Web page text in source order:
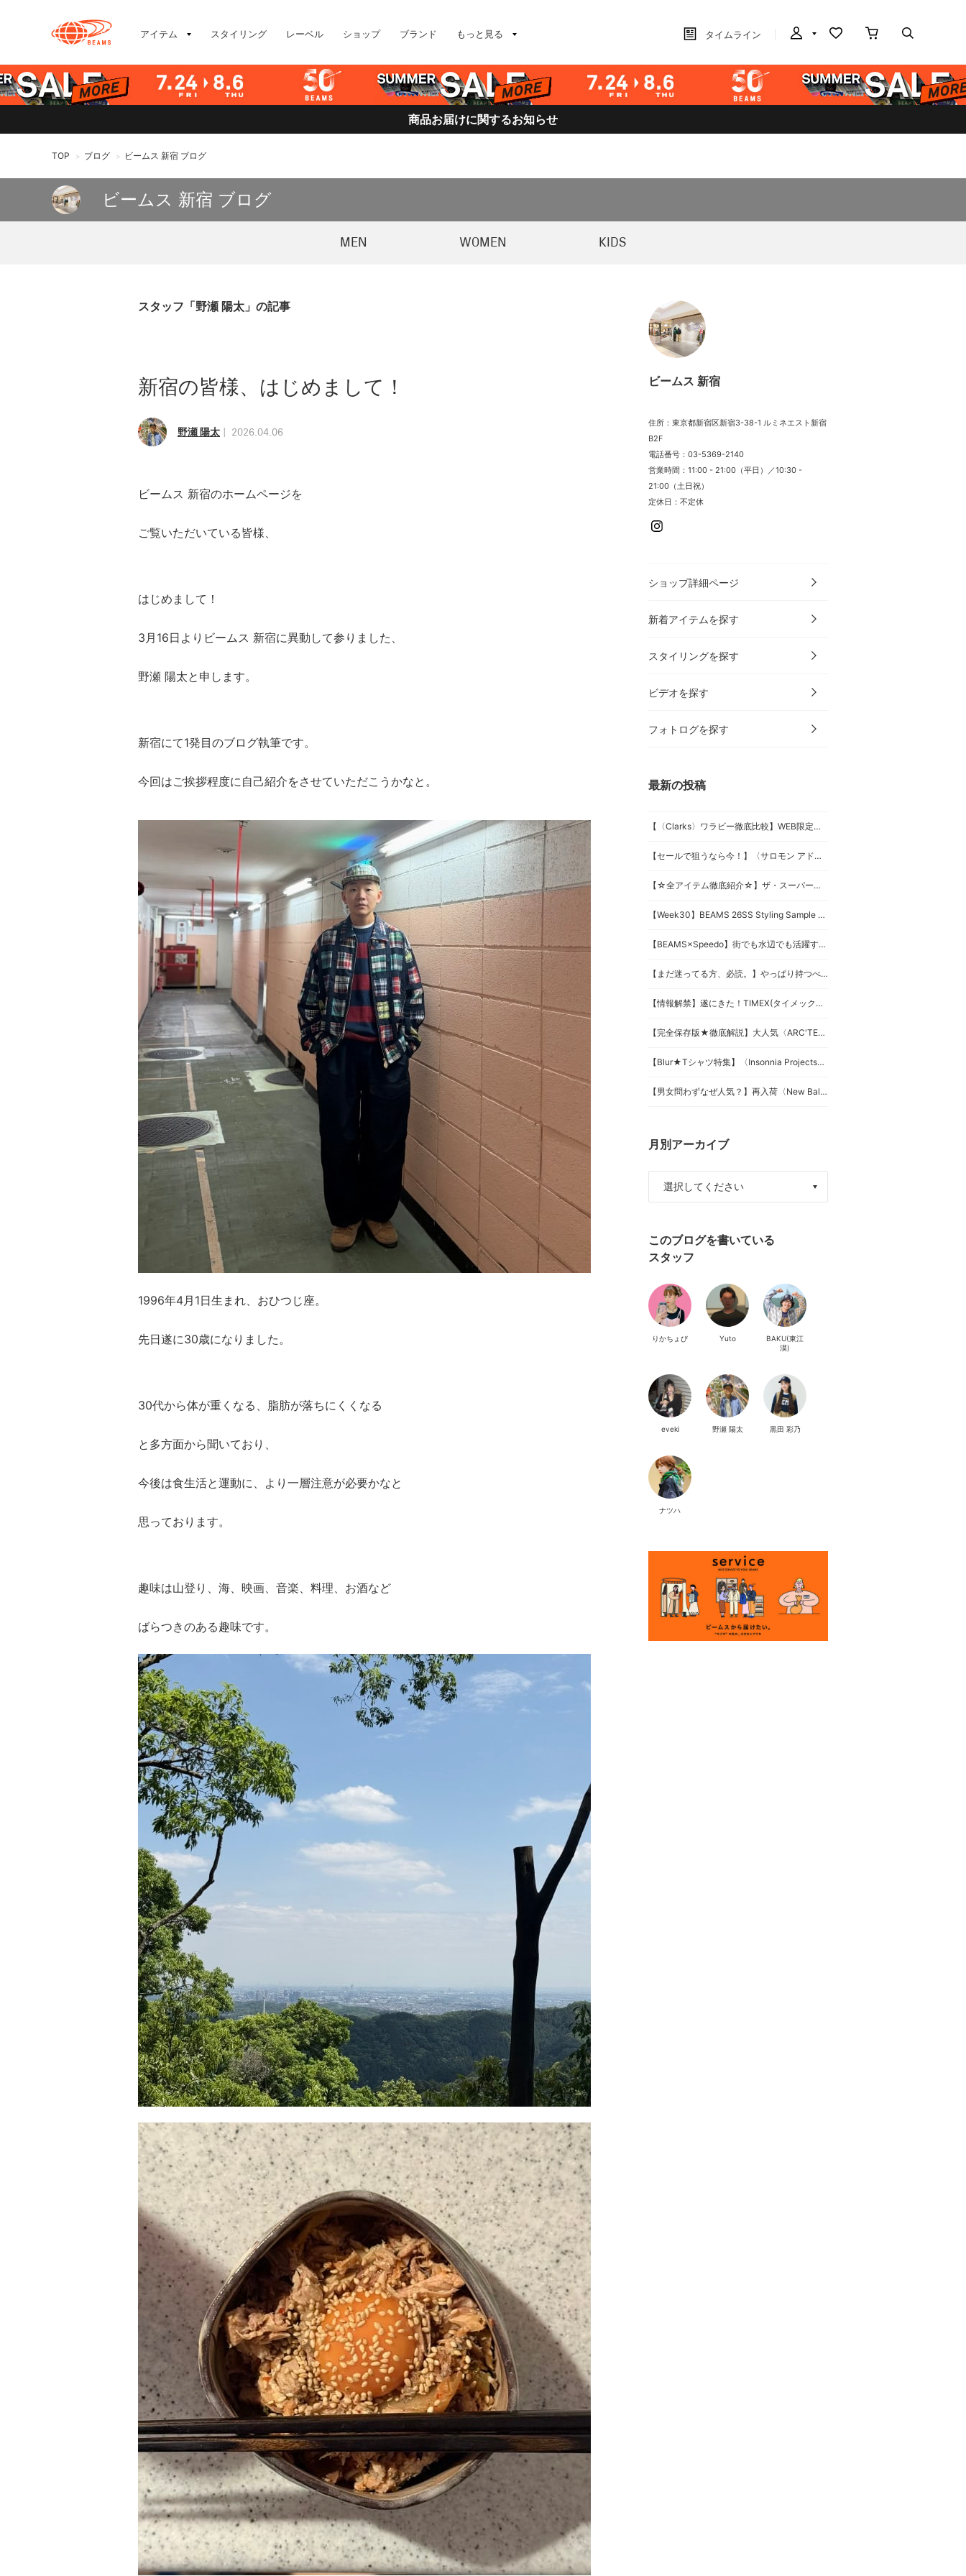
アイテム スタイリング レーベル ショップ ブランド もっと見る タイムライン
商品お届けに関するお知らせ
TOP > ブログ > ビームス 新宿 ブログ
ビームス 新宿 ブログ
MEN WOMEN KIDS
スタッフ「野瀬 陽太」の記事
新宿の皆様、はじめまして！
野瀬 陽太 2026.04.06
ビームス 新宿のホームページを
ご覧いただいている皆様、
はじめまして！
3月16日よりビームス 新宿に異動して参りました、
野瀬 陽太と申します。
新宿にて1発目のブログ執筆です。
今回はご挨拶程度に自己紹介をさせていただこうかなと。
1996年4月1日生まれ、おひつじ座。
先日遂に30歳になりました。
30代から体が重くなる、脂肪が落ちにくくなる
と多方面から聞いており、
今後は食生活と運動に、より一層注意が必要かなと
思っております。
趣味は山登り、海、映画、音楽、料理、お酒など
ばらつきのある趣味です。
ビームス 新宿
住所：東京都新宿区新宿3-38-1 ルミネエスト新宿
B2F
電話番号：03-5369-2140
営業時間：11:00 - 21:00（平日）／10:30 -
21:00（土日祝）
定休日：不定休
ショップ詳細ページ
新着アイテムを探す
スタイリングを探す
ビデオを探す
フォトログを探す
最新の投稿
【〈Clarks〉ワラビー徹底比較】WEB限定モデルも登場！今選びたい人気5モデルの魅力を紹介
【セールで狙うなら今！】〈サロモン アドバンスド〉人気スニーカー5選を徹底比較
【☆全アイテム徹底紹介☆】ザ・スーパーマリオギャラクシー・ムービー ×〈BEAMS〉コラボ
【Week30】BEAMS 26SS Styling Sample by BEAMS SHINJUKU
【BEAMS×Speedo】街でも水辺でも活躍する機能ウェア登場
【まだ迷ってる方、必読。】やっぱり持つべき厳選〈BRIEFING〉大集合！
【情報解禁】遂にきた！TIMEX(タイメックス)×BEAMS(ビームス)「Square Camper」がスペシャルすぎる！
【完全保存版★徹底解説】大人気〈ARC'TERYX〉入荷！急いで〜！
【Blur★Tシャツ特集】〈Insonnia Projects〉最新作を徹底紹介！デザイン・カラーの違いを着画で比較
【男女問わずなぜ人気？】再入荷〈New Balance〉992を徹底比較！3色の違いと選び方を解説★
月別アーカイブ
このブログを書いている
スタッフ
りかちょび Yuto
BAKU(東江
漠)
eveki 野瀬 陽太 黒田 彩乃
ナツハ